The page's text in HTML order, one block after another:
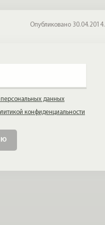
Опубликовано 30.04.2014.
персональных данных
конфиденциальности